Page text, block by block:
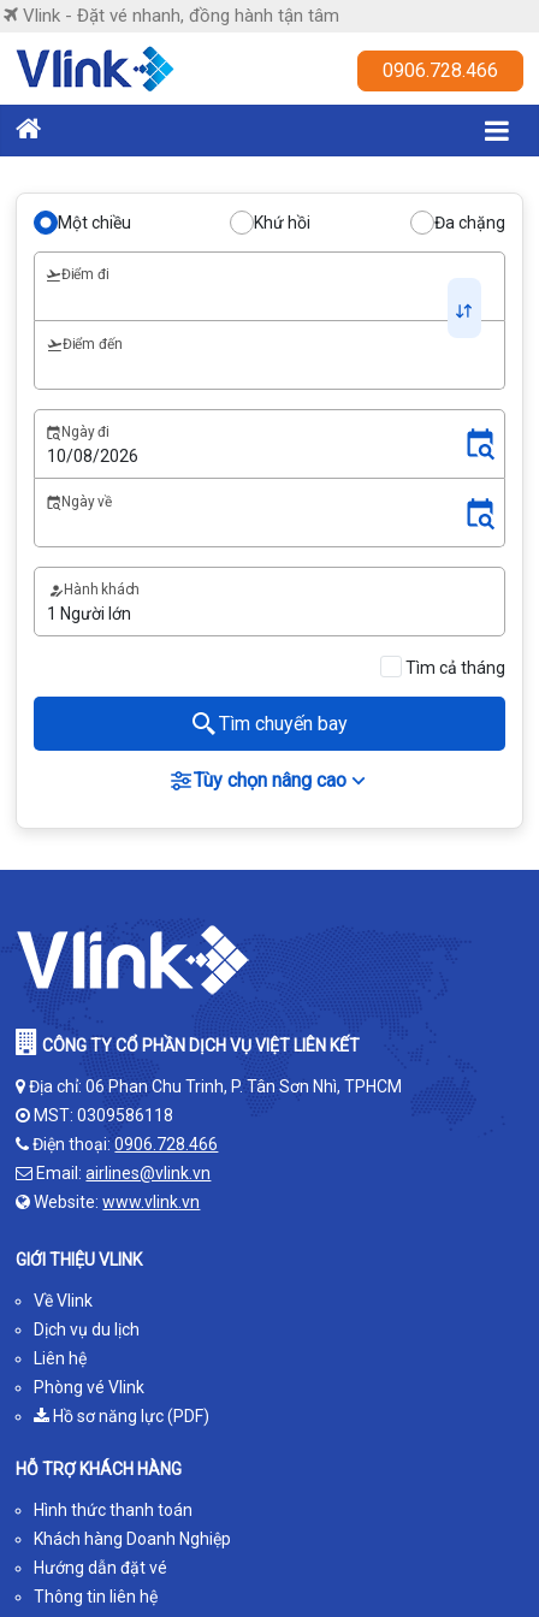
Skip
content
Vlink - Đặt vé nhanh, đồng hành tận tâm
Vlink
nhanh,
đồng
hành
tâm
0906.728.466
Một chiều Khứ hồi Đa chặng
Điểm đi
Điểm đến
Ngày đi
Ngày về
Hành khách
Tìm cả tháng
Tìm chuyến bay
Tùy chọn nâng cao
CÔNG TY CỔ PHẦN DỊCH VỤ VIỆT LIÊN KẾT
Địa chỉ: 06 Phan Chu Trinh, P. Tân Sơn Nhì, TPHCM
MST: 0309586118
Điện thoại:0906.728.466
Email:airlines@vlink.vn
Website:www.vlink.vn
GIỚI THIỆU VLINK
Về Vlink
Dịch vụ du lịch
Liên hệ
Phòng vé Vlink
Hồ sơ năng lực (PDF)
HỖ TRỢ KHÁCH HÀNG
Hình thức thanh toán
Khách hàng Doanh Nghiệp
Hướng dẫn đặt vé
Thông tin liên hệ